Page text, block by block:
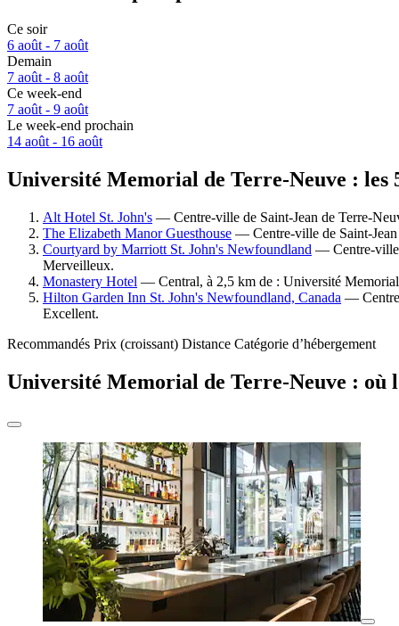
Ce soir
6 août - 7 août
Demain
7 août - 8 août
Ce week-end
7 août - 9 août
Le week-end prochain
14 août - 16 août
Université Memorial de Terre-Neuve :
Alt Hotel St. John's — Centre-ville de Saint-Jean de Terre-
The Elizabeth Manor Guesthouse — Centre-ville de Saint-
Courtyard by Marriott St. John's Newfoundland — Centre-ville
Merveilleux.
Monastery Hotel — Central, à 2,5 km de : Université
Hilton Garden Inn St. John's Newfoundland, Canada —
Excellent.
Recommandés Prix (croissant) Distance Catégorie d’hébergement
Université Memorial de Terre-Neuve : où